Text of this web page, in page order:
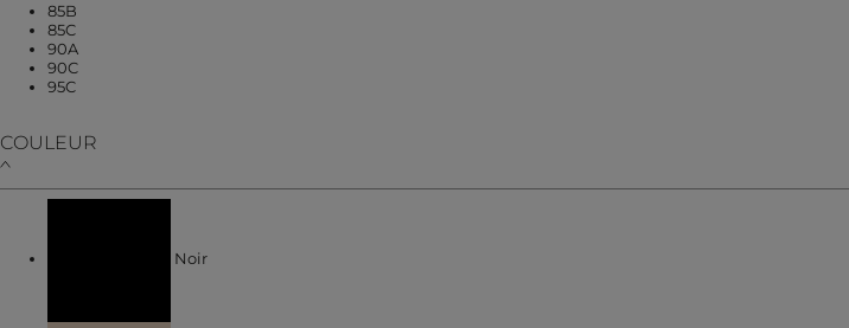
85B
85CAffiner par TAILLE : 85C
90AAffiner par TAILLE : 90A
90CAffiner par TAILLE : 90C
95CAffiner par TAILLE : 95C
COULEUR
Noir